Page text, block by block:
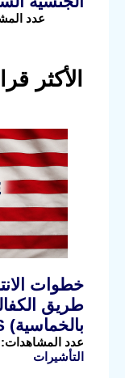
عدد
الأكثر
خطوات
طريق
بالخماسية) WELCOME CORPS
عدد المشاهدات:
التأشيرات